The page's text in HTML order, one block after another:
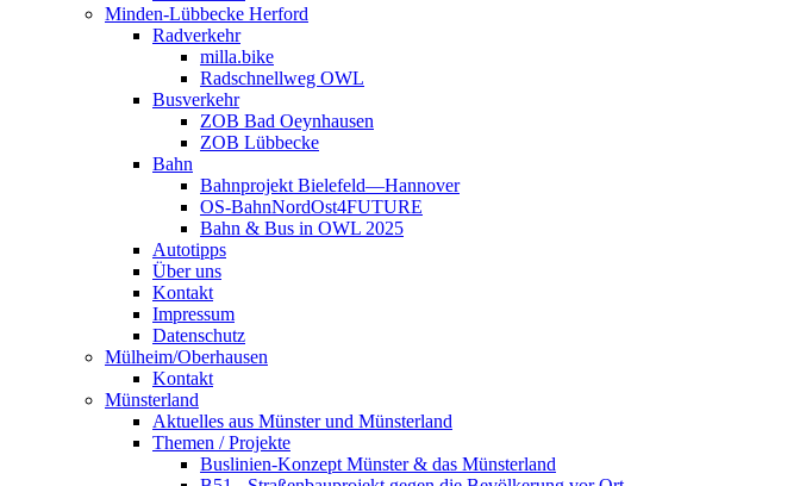
Minden-Lübbecke Herford
Radverkehr
milla.bike
Radschnellweg OWL
Busverkehr
ZOB Bad Oeynhausen
ZOB Lübbecke
Bahn
Bahnprojekt Bielefeld—Hannover
OS-BahnNordOst4FUTURE
Bahn & Bus in OWL 2025
Autotipps
Über uns
Kontakt
Impressum
Datenschutz
Mülheim/Oberhausen
Kontakt
Münsterland
Aktuelles aus Münster und Münsterland
Themen / Projekte
Buslinien-Konzept Münster & das Münsterland